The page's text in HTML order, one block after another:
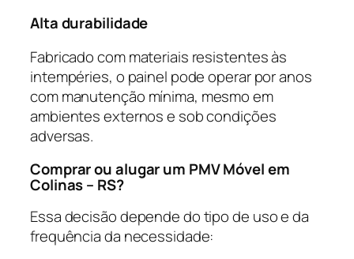
Alta durabilidade
Fabricado com materiais resistentes às
intempéries, o painel pode operar por anos
com manutenção mínima, mesmo em
ambientes externos e sob condições
adversas.
Comprar ou alugar um PMV Móvel em
Colinas – RS?
Essa decisão depende do tipo de uso e da
frequência da necessidade: